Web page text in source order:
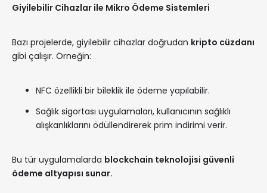
Giyilebilir Cihazlar ile Mikro Ödeme Sistemleri
Bazı projelerde, giyilebilir cihazlar doğrudan kripto cüzdanı
gibi çalışır. Örneğin:
NFC özellikli bir bileklik ile ödeme yapılabilir.
Sağlık sigortası uygulamaları, kullanıcının sağlıklı
alışkanlıklarını ödüllendirerek prim indirimi verir.
Bu tür uygulamalarda blockchain teknolojisi güvenli
ödeme altyapısı sunar.